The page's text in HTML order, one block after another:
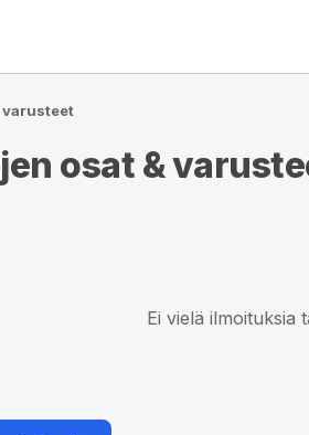
varusteet
osat &
Ei vielä ilmoituksia